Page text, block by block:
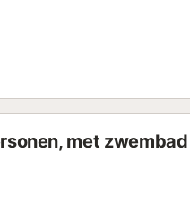
ventilator, verwarming en een
buitenruimte met een
ligging vlakbij het
garage, extra gratis
diensten....met zwembad